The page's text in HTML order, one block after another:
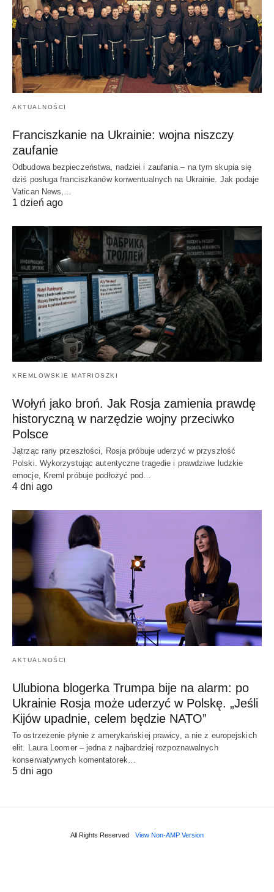
AKTUALNOŚCI
Franciszkanie na Ukrainie: wojna niszczy
zaufanie
Odbudowa bezpieczeństwa, nadziei i zaufania – na tym skupia się
dziś posługa franciszkanów konwentualnych na Ukrainie. Jak podaje
Vatican News,…
1 dzień ago
KREMLOWSKIE MATRIOSZKI
Wołyń jako broń. Jak Rosja zamienia prawdę
historyczną w narzędzie wojny przeciwko
Polsce
Jątrząc rany przeszłości, Rosja próbuje uderzyć w przyszłość
Polski. Wykorzystując autentyczne tragedie i prawdziwe ludzkie
emocje, Kreml próbuje podłożyć pod…
4 dni ago
AKTUALNOŚCI
Ulubiona blogerka Trumpa bije na alarm: po
Ukrainie Rosja może uderzyć w Polskę. „Jeśli
Kijów upadnie, celem będzie NATO”
To ostrzeżenie płynie z amerykańskiej prawicy, a nie z europejskich
elit. Laura Loomer – jedna z najbardziej rozpoznawalnych
konserwatywnych komentatorek…
5 dni ago
All Rights Reserved View Non-AMP Version